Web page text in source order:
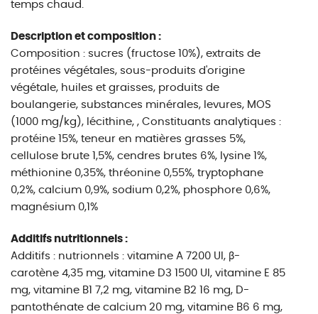
temps chaud.
Description et composition :
Composition : sucres (fructose 10%), extraits de
protéines végétales, sous-produits d'origine
végétale, huiles et graisses, produits de
boulangerie, substances minérales, levures, MOS
(1000 mg/kg), lécithine, , Constituants analytiques :
protéine 15%, teneur en matières grasses 5%,
cellulose brute 1,5%, cendres brutes 6%, lysine 1%,
méthionine 0,35%, thréonine 0,55%, tryptophane
0,2%, calcium 0,9%, sodium 0,2%, phosphore 0,6%,
magnésium 0,1%
Additifs nutritionnels :
Additifs : nutrionnels : vitamine A 7200 UI, β-
carotène 4,35 mg, vitamine D3 1500 UI, vitamine E 85
mg, vitamine B1 7,2 mg, vitamine B2 16 mg, D-
pantothénate de calcium 20 mg, vitamine B6 6 mg,